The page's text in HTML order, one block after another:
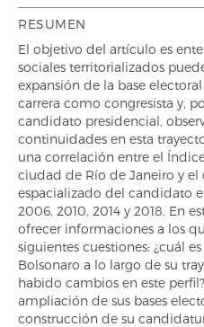
RESUMEN
El objetivo del artículo es
sociales territorializados
expansión de la base
carrera como congresista y,
candidato presidencial,
continuidades en esta
una correlación entre el
ciudad de Río de Janeiro y el
espacializado del candidato
2006, 2010, 2014 y 2018. En
ofrecer informaciones a los
siguientes cuestiones: ¿cuál
Bolsonaro a lo largo de su
habido cambios en este
ampliación de sus bases
construcción de su